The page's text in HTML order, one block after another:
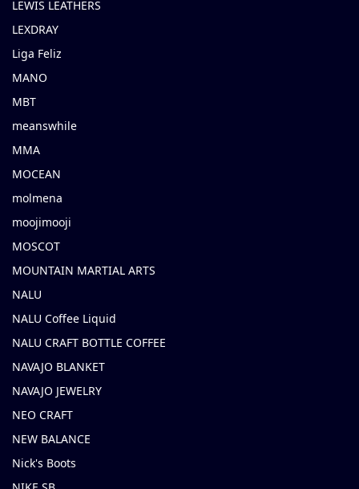
LEWIS LEATHERS
LEXDRAY
Liga Feliz
MANO
MBT
meanswhile
MMA
MOCEAN
molmena
moojimooji
MOSCOT
MOUNTAIN MARTIAL ARTS
NALU
NALU Coffee Liquid
NALU CRAFT BOTTLE COFFEE
NAVAJO BLANKET
NAVAJO JEWELRY
NEO CRAFT
NEW BALANCE
Nick's Boots